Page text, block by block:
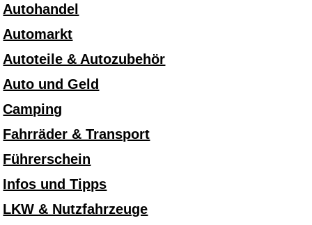
Autohandel
Automarkt
Autoteile & Autozubehör
Auto und Geld
Camping
Fahrräder & Transport
Führerschein
Infos und Tipps
LKW & Nutzfahrzeuge